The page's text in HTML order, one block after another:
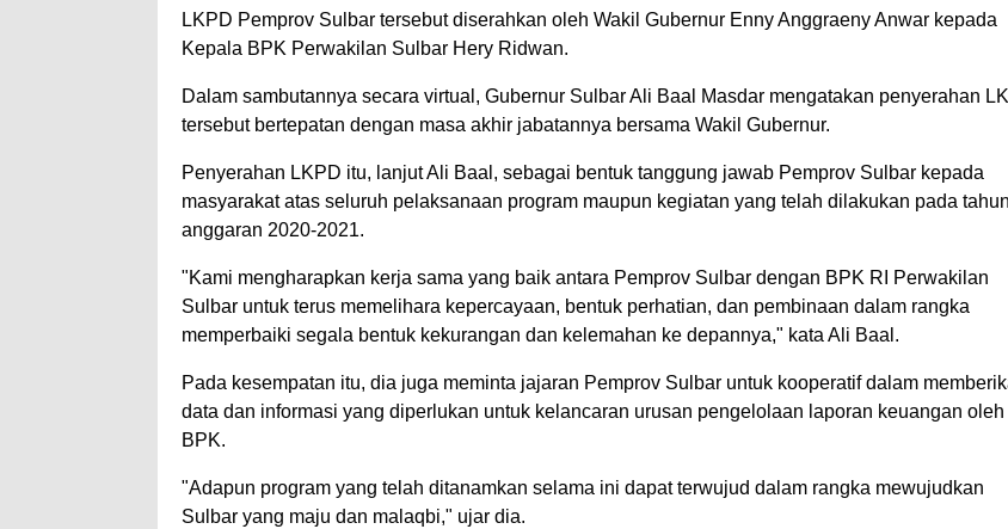
LKPD Pemprov Sulbar tersebut diserahkan oleh Wakil Gubernur Enny Anggraeny Anwar kepada
Kepala BPK Perwakilan Sulbar Hery Ridwan.
Dalam sambutannya secara virtual, Gubernur Sulbar Ali Baal Masdar mengatakan penyerahan
tersebut bertepatan dengan masa akhir jabatannya bersama Wakil Gubernur.
Penyerahan LKPD itu, lanjut Ali Baal, sebagai bentuk tanggung jawab Pemprov Sulbar kepada
masyarakat atas seluruh pelaksanaan program maupun kegiatan yang telah dilakukan pada tahun
anggaran 2020-2021.
"Kami mengharapkan kerja sama yang baik antara Pemprov Sulbar dengan BPK RI Perwakilan
Sulbar untuk terus memelihara kepercayaan, bentuk perhatian, dan pembinaan dalam rangka
memperbaiki segala bentuk kekurangan dan kelemahan ke depannya," kata Ali Baal.
Pada kesempatan itu, dia juga meminta jajaran Pemprov Sulbar untuk kooperatif dalam
data dan informasi yang diperlukan untuk kelancaran urusan pengelolaan laporan keuangan oleh
BPK.
"Adapun program yang telah ditanamkan selama ini dapat terwujud dalam rangka mewujudkan
Sulbar yang maju dan malaqbi," ujar dia.